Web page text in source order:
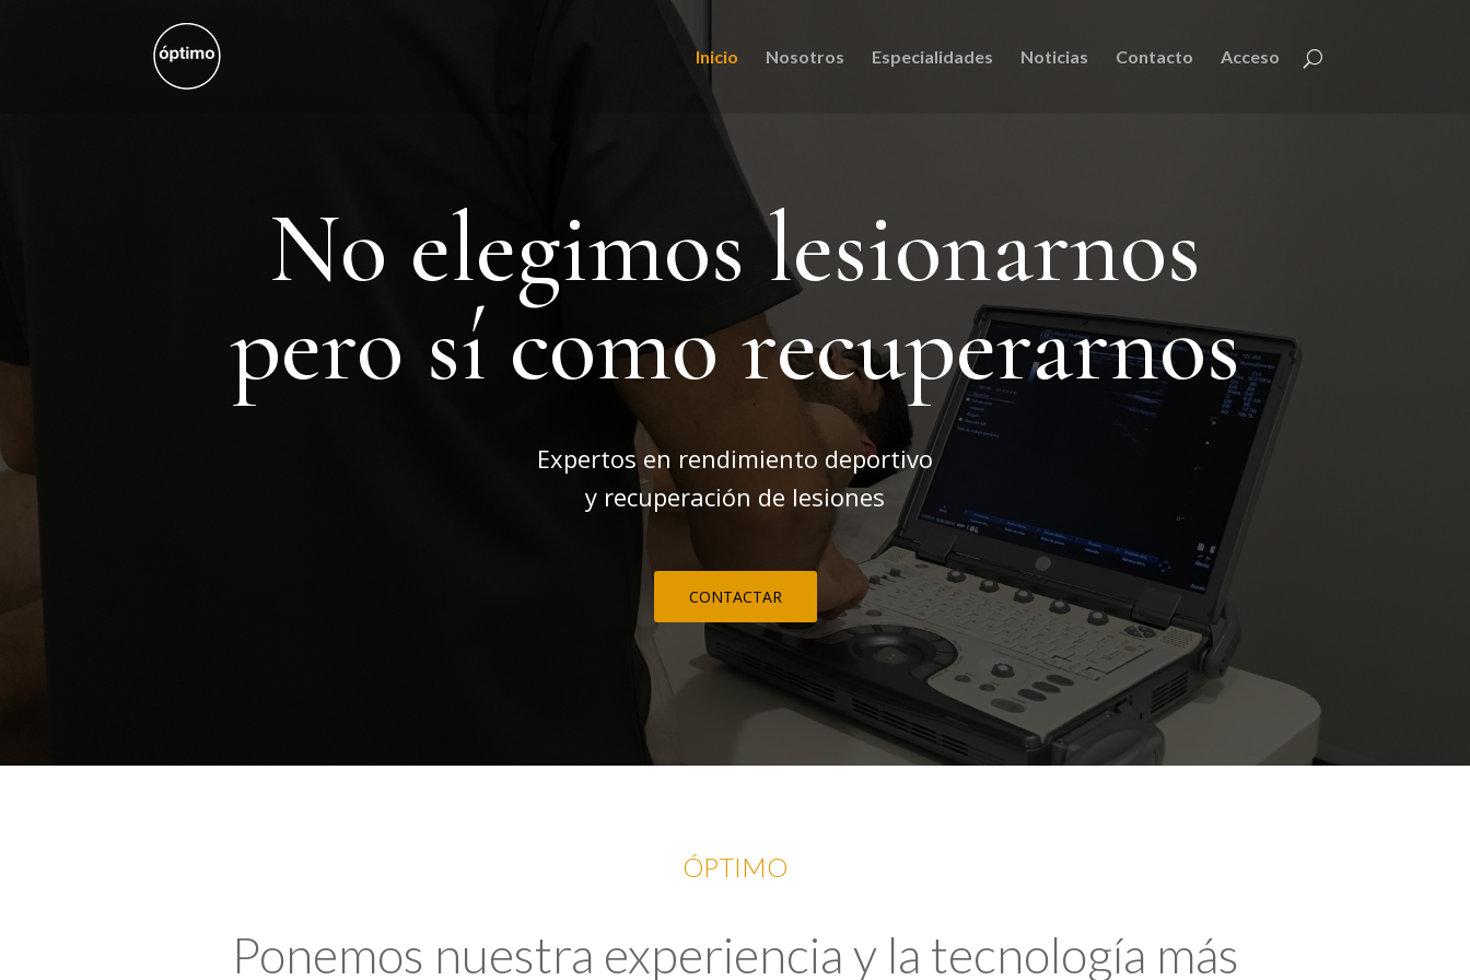
Inicio Nosotros Especialidades Noticias Contacto Acceso
No elegimos lesionarnos
pero sí como recuperarnos
Expertos en rendimiento deportivo
y recuperación de lesiones
CONTACTAR
ÓPTIMO
Ponemos nuestra experiencia y la tecnología más